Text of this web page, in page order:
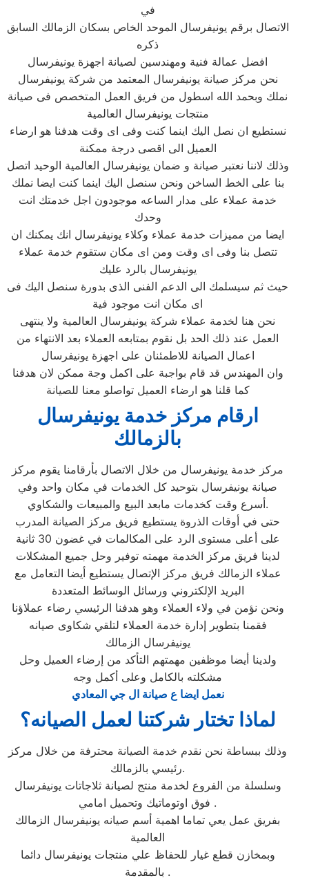
في
الاتصال برقم يونيفرسال الموحد الخاص بسكان الزمالك السابق
ذكره
افضل عمالة فنية ومهندسين لصيانة اجهزة يونيفرسال
نحن مركز صيانة يونيفرسال المعتمد من شركة يونيفرسال
نملك وبحمد الله اسطول من فريق العمل المتخصص فى صيانة
منتجات يونيفرسال العالمية
نستطيع ان نصل اليك اينما كنت وفى اى وقت هدفنا هو ارضاء
العميل الى اقصى درجة ممكنة
وذلك لاننا نعتبر صيانة و ضمان يونيفرسال العالمية الوحيد اتصل
بنا على الخط الساخن ونحن سنصل اليك اينما كنت ايضا نملك
خدمة عملاء على مدار الساعه موجودون اجل خدمتك انت
وحدك
ايضا من مميزات خدمة عملاء وكلاء يونيفرسال انك يمكنك ان
تتصل بنا وفى اى وقت ومن اى مكان ستقوم خدمة عملاء
يونيفرسال بالرد عليك
حيث ثم سيسلمك الى الدعم الفنى الذى بدورة سنصل اليك فى
اى مكان انت موجود فية
نحن هنا لخدمة عملاء شركة يونيفرسال العالمية ولا ينتهى
العمل عند ذلك الحد بل نقوم بمتابعه العملاء بعد الانتهاء من
اعمال الصيانة للاطمئنان على اجهزة يونيفرسال
وان المهندس قد قام بواجبة على اكمل وجة ممكن لان هدفنا
كما قلنا هو ارضاء العميل تواصلو معنا للصيانة
ارقام مركز خدمة يونيفرسال
بالزمالك
مركز خدمة يونيفرسال من خلال الاتصال بأرقامنا يقوم مركز
صيانة يونيفرسال بتوحيد كل الخدمات في مكان واحد وفي
أسرع وقت كخدمات مابعد البيع والمبيعات والشكاوي.
حتى في أوقات الذروة يستطيع فريق مركز الصيانة المدرب
على أعلى مستوى الرد على المكالمات في غضون 30 ثانية
لدينا فريق مركز الخدمة مهمته توفير وحل جميع المشكلات
عملاء الزمالك فريق مركز الإتصال يستطيع أيضا التعامل مع
البريد الإلكتروني ورسائل الوسائط المتعددة
ونحن نؤمن في ولاء العملاء وهو هدفنا الرئيسي رضاء عملاؤنا
فقمنا بتطوير إدارة خدمة العملاء لتلقي شكاوى صيانه
يونيفرسال الزمالك
ولدينا أيضا موظفين مهمتهم التأكد من إرضاء العميل وحل
مشكلته بالكامل وعلى أكمل وجه
نعمل ايضا ع صيانة ال جي المعادي
لماذا تختار شركتنا لعمل الصيانه؟
وذلك ببساطة نحن نقدم خدمة الصيانة محترفة من خلال مركز
رئيسي بالزمالك.
وسلسلة من الفروع لخدمة منتج لصيانة ثلاجاتات يونيفرسال
فوق اوتوماتيك وتحميل امامي .
بفريق عمل يعي تماما اهمية أسم صيانه يونيفرسال الزمالك
العالمية
وبمخازن قطع غيار للحفاظ علي منتجات يونيفرسال دائما
بالمقدمة .